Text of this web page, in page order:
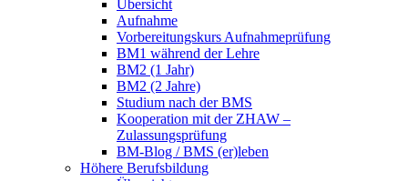
Übersicht
Aufnahme
Vorbereitungskurs Aufnahmeprüfung
BM1 während der Lehre
BM2 (1 Jahr)
BM2 (2 Jahre)
Studium nach der BMS
Kooperation mit der ZHAW –
Zulassungsprüfung
BM-Blog / BMS (er)leben
Höhere Berufsbildung